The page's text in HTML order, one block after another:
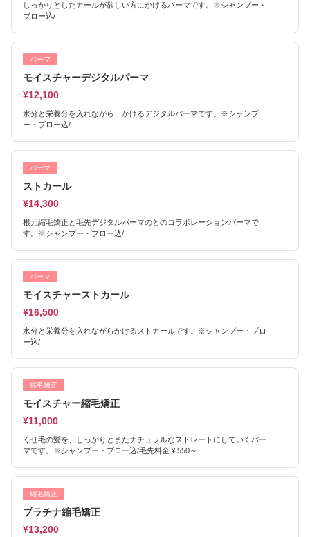
しっかりとしたカールが欲しい方にかけるパーマです。※シャンプー・
ブロー込/
パーマ
モイスチャーデジタルパーマ
¥12,100
水分と栄養分を入れながら、かけるデジタルパーマです。※シャンプ
ー・ブロー込/
パーマ
ストカール
¥14,300
根元縮毛矯正と毛先デジタルパーマのとのコラボレーションパーマで
す。※シャンプー・ブロー込/
パーマ
モイスチャーストカール
¥16,500
水分と栄養分を入れながらかけるストカールです。※シャンプー・ブロ
ー込/
縮毛矯正
モイスチャー縮毛矯正
¥11,000
くせ毛の髪を、しっかりとまたナチュラルなストレートにしていくパー
マです。※シャンプー・ブロー込/毛先料金￥550～
縮毛矯正
プラチナ縮毛矯正
¥13,200